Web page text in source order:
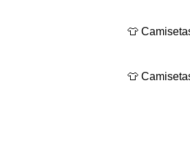
👕 Camisetas
👕 Camisetas